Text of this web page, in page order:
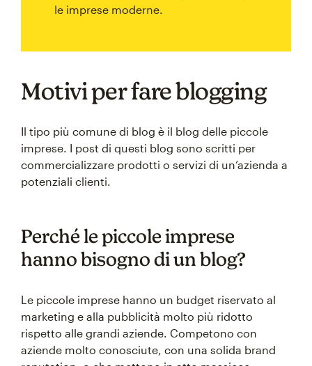
le imprese moderne.
Motivi per fare blogging
Il tipo più comune di blog è il blog delle piccole
imprese. I post di questi blog sono scritti per
commercializzare prodotti o servizi di un’azienda a
potenziali clienti.
Perché le piccole imprese
hanno bisogno di un blog?
Le piccole imprese hanno un budget riservato al
marketing e alla pubblicità molto più ridotto
rispetto alle grandi aziende. Competono con
aziende molto conosciute, con una solida brand